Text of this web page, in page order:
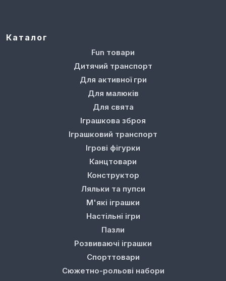
Каталог
Fun товари
Дитячий транспорт
Для активної гри
Для малюків
Для свята
Іграшкова зброя
Іграшковий транспорт
Ігрові фігурки
Канцтовари
Конструктор
Ляльки та пупси
М'які іграшки
Настільні ігри
Пазли
Розвиваючі іграшки
Спорттовари
Сюжетно-рольові набори